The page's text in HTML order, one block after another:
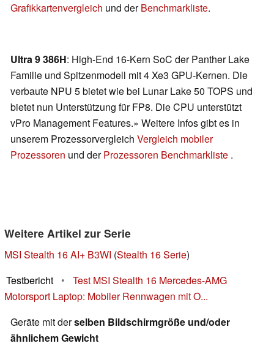
Grafikkartenvergleich und derBenchmarkliste.
Ultra 9 386H: High-End 16-Kern SoC der Panther Lake
Familie und Spitzenmodell mit 4 Xe3 GPU-Kernen. Die
verbaute NPU 5 bietet wie bei Lunar Lake 50 TOPS und
bietet nun Unterstützung für FP8. Die CPU unterstützt
vPro Management Features.» Weitere Infos gibt es in
unserem Prozessorvergleich Vergleich mobiler
Prozessoren und derProzessoren Benchmarkliste .
Weitere Artikel zur Serie
MSI Stealth 16 AI+ B3WI (Stealth 16 Serie)
Testbericht
•
Test MSI Stealth 16 Mercedes-AMG
Motorsport Laptop: Mobiler Rennwagen mit O...
Geräte mit derselben Bildschirmgröße und/oder
ähnlichem Gewicht